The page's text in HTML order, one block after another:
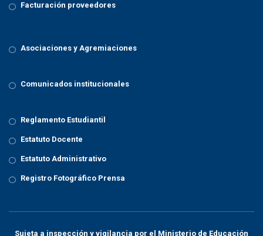
Facturación proveedores
Asociaciones y Agremiaciones
Comunicados institucionales
Reglamento Estudiantil
Estatuto Docente
Estatuto Administrativo
Registro Fotográfico Prensa
Sujeta a inspección y vigilancia por el Ministerio de Educación